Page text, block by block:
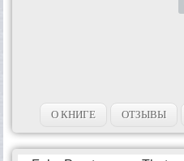
О КНИГЕ ОТЗЫВЫ